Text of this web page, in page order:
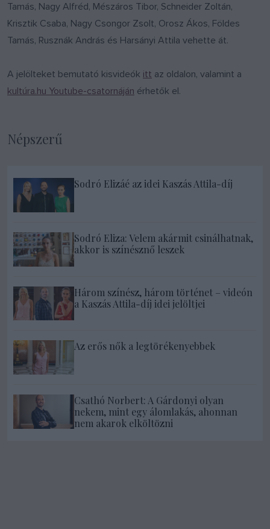
Tamás, Nagy Alfréd, Mészáros Tibor, Schneider Zoltán,
Krisztik Csaba, Nagy Csongor Zsolt, Orosz Ákos, Földes
Tamás, Rusznák András és Harsányi Attila vehette át.
A jelölteket bemutató kisvideók itt az oldalon, valamint a
kultúra.hu Youtube-csatornáján érhetők el.
Népszerű
Sodró Elizáé az idei Kaszás Attila-díj
Sodró Eliza: Velem akármit csinálhatnak,
akkor is színésznő leszek
Három színész, három történet – videón
a Kaszás Attila-díj idei jelöltjei
Az erős nők a legtörékenyebbek
Csathó Norbert: A Gárdonyi olyan
nekem, mint egy álomlakás, ahonnan
nem akarok elköltözni